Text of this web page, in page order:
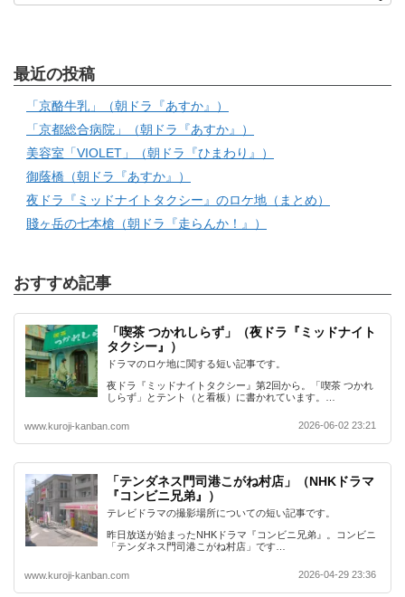
最近の投稿
「京酪牛乳」（朝ドラ『あすか』）
「京都総合病院」（朝ドラ『あすか』）
美容室「VIOLET」（朝ドラ『ひまわり』）
御蔭橋（朝ドラ『あすか』）
夜ドラ『ミッドナイトタクシー』のロケ地（まとめ）
賤ヶ岳の七本槍（朝ドラ『走らんか！』）
おすすめ記事
「喫茶 つかれしらず」（夜ドラ『ミッドナイト
タクシー』）
ドラマのロケ地に関する短い記事です。
夜ドラ『ミッドナイトタクシー』第2回から。「喫茶 つかれ
しらず」とテント（と看板）に書かれています。…
www.kuroji-kanban.com 2026-06-02 23:21
「テンダネス門司港こがね村店」（NHKドラマ
『コンビニ兄弟』）
テレビドラマの撮影場所についての短い記事です。
昨日放送が始まったNHKドラマ『コンビニ兄弟』。コンビニ
「テンダネス門司港こがね村店」です…
www.kuroji-kanban.com 2026-04-29 23:36